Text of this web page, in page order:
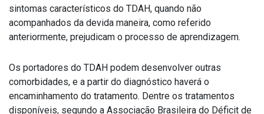
sintomas característicos do TDAH, quando não
acompanhados da devida maneira, como referido
anteriormente, prejudicam o processo de aprendizagem.
Os portadores do TDAH podem desenvolver outras
comorbidades, e a partir do diagnóstico haverá o
encaminhamento do tratamento. Dentre os tratamentos
disponíveis, segundo a Associação Brasileira do Déficit de